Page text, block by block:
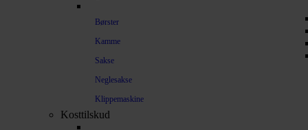
Børster
Kamme
Sakse
Neglesakse
Klippemaskine
Kosttilskud